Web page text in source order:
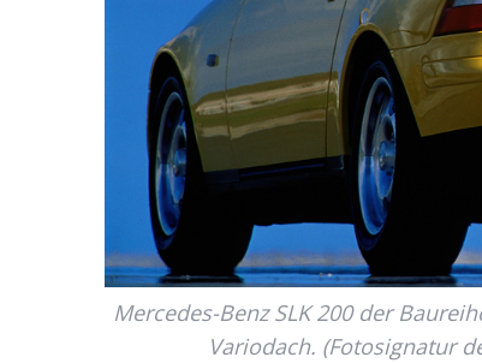
Mercedes-Benz SLK 200 der
Variodach. (Fotosignatur